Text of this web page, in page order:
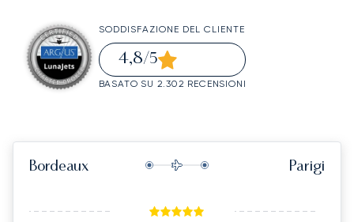
SODDISFAZIONE DEL CLIENTE
4,8/5
BASATO SU 2.302 RECENSIONI
Bordeaux Parigi